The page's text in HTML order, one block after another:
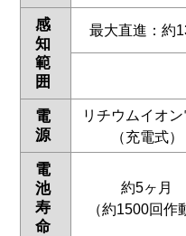
感
知
範
囲
最大直進：約
電
源
リチウムイオ
（充電式）
電
池
寿
命
約5ヶ月
（約1500回作